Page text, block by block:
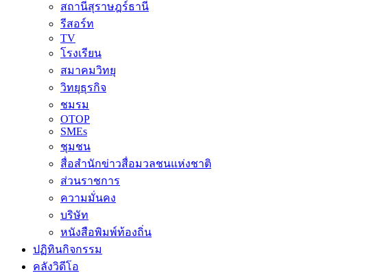
สถานีสุราษฎร์ธานี
รีสอร์ท
TV
โรงเรียน
สมาคมวิทยุ
วิทยุธุรกิจ
ชมรม
OTOP
SMEs
ชุมชน
สื่อสำนักข่าวสื่อมวลชนแห่งชาติ
ส่วนราชการ
ความมั่นคง
บริษัท
หนังสือพิมพ์ท้องถิ่น
ปฏิทินกิจกรรม
คลังวิดีโอ